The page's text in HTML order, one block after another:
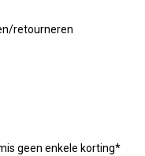
retourneren
geen enkele korting*